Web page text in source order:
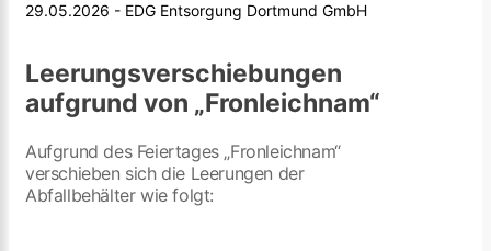
29.05.2026 - EDG Entsorgung Dortmund GmbH
Leerungsverschiebungen
aufgrund von „Fronleichnam“
Aufgrund des Feiertages „Fronleichnam“
verschieben sich die Leerungen der
Abfallbehälter wie folgt: